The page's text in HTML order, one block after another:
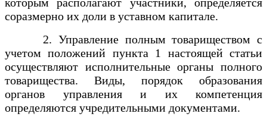
соразмерно их доли в уставном капитале.
2. Управление полным товариществом с
учетом положений пункта 1 настоящей статьи
осуществляют исполнительные органы полного
товарищества. Виды, порядок образования
органов управления и их компетенция
определяются учредительными документами.